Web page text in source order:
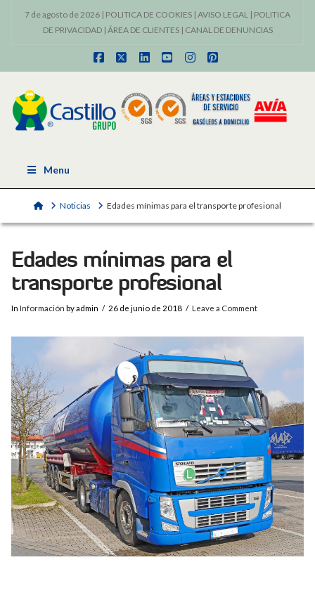
7 de agosto de 2026 | POLITICA DE COOKIES | AVISO LEGAL | POLITICA
DE PRIVACIDAD| ÁREA DE CLIENTES| CANAL DE DENUNCIAS
Facebook
X LinkedInYouTubeInstagram
Pinterest
Menu
HomeNoticias Edades mínimas para el transporte profesional
Edades mínimas para el
transporte profesional
In Información by admin 26 de junio de 2018 Leave a Comment